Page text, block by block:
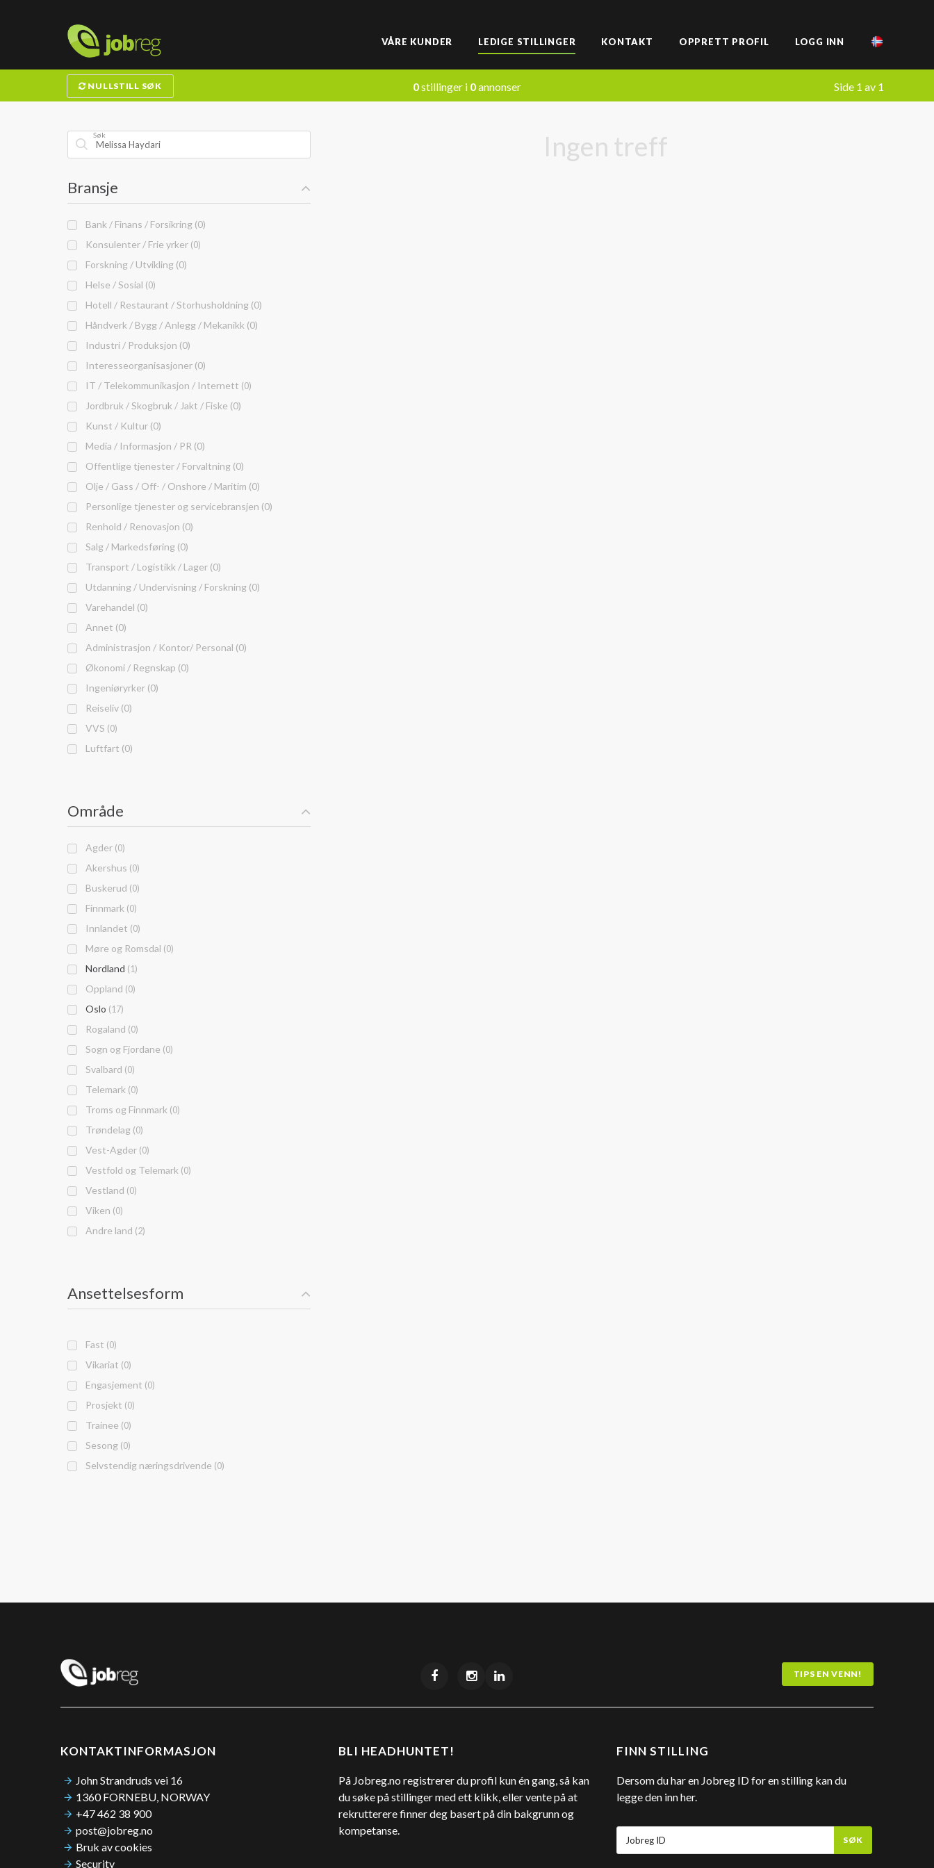
VÅRE KUNDER LEDIGE STILLINGER KONTAKT OPPRETT PROFIL LOGG INN
NULLSTILL SØK 0stillinger i 0annonser Side 1 av 1
Søk
Bransje
Bank / Finans / Forsikring (0)
Konsulenter / Frie yrker (0)
Forskning / Utvikling (0)
Helse / Sosial (0)
Hotell / Restaurant / Storhusholdning (0)
Håndverk / Bygg / Anlegg / Mekanikk (0)
Industri / Produksjon (0)
Interesseorganisasjoner (0)
IT / Telekommunikasjon / Internett (0)
Jordbruk / Skogbruk / Jakt / Fiske (0)
Kunst / Kultur (0)
Media / Informasjon / PR (0)
Offentlige tjenester / Forvaltning (0)
Olje / Gass / Off- / Onshore / Maritim (0)
Personlige tjenester og servicebransjen (0)
Renhold / Renovasjon (0)
Salg / Markedsføring (0)
Transport / Logistikk / Lager (0)
Utdanning / Undervisning / Forskning (0)
Varehandel (0)
Annet (0)
Administrasjon / Kontor/ Personal (0)
Økonomi / Regnskap (0)
Ingeniøryrker (0)
Reiseliv (0)
VVS (0)
Luftfart (0)
Område
Agder (0)
Akershus (0)
Buskerud (0)
Finnmark (0)
Innlandet (0)
Møre og Romsdal (0)
Nordland (1)
Oppland (0)
Oslo (17)
Rogaland (0)
Sogn og Fjordane (0)
Svalbard (0)
Telemark (0)
Troms og Finnmark (0)
Trøndelag (0)
Vest-Agder (0)
Vestfold og Telemark (0)
Vestland (0)
Viken (0)
Andre land (2)
Ansettelsesform
Fast (0)
Vikariat (0)
Engasjement (0)
Prosjekt (0)
Trainee (0)
Sesong (0)
Selvstendig næringsdrivende (0)
Ingen treff
TIPS EN VENN!
FINN STILLING
Dersom du har en Jobreg ID for en stilling kan du
legge den inn her.
SØK
BLI HEADHUNTET!
På Jobreg.no registrerer du profil kun én gang, så kan
du søke på stillinger med ett klikk, eller vente på at
rekrutterere finner deg basert på din bakgrunn og
kompetanse.
KONTAKTINFORMASJON
John Strandruds vei 16
1360 FORNEBU, NORWAY
+47 462 38 900
post@jobreg.no
Bruk av cookies
Security